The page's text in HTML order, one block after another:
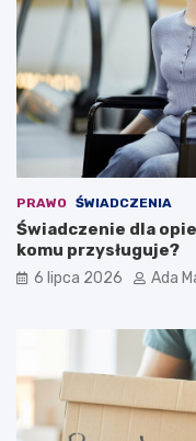
PRAWO ŚWIADCZENIA
Świadczenie dla
komu przysługuje?
6 lipca 2026 Ada